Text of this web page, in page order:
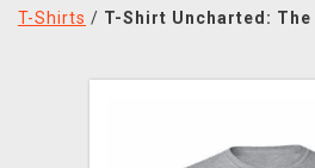
BÜCHER & COMICS
T-Shirts / T-Shirt Uncharted: